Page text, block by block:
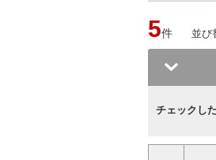
5件 並び
チェックし